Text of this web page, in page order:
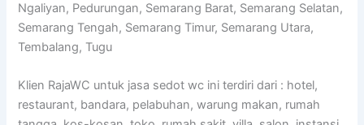
Ngaliyan, Pedurungan, Semarang Barat, Semarang Selatan,
Semarang Tengah, Semarang Timur, Semarang Utara,
Tembalang, Tugu
Klien RajaWC untuk jasa sedot wc ini terdiri dari : hotel,
restaurant, bandara, pelabuhan, warung makan, rumah